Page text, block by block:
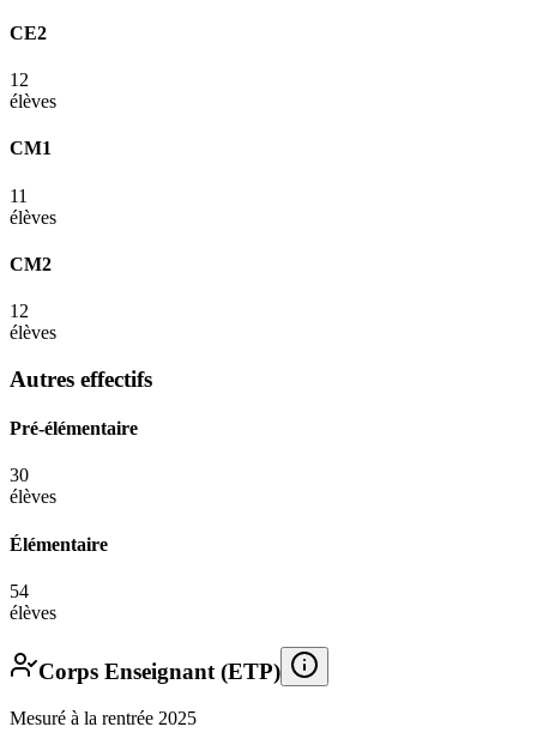
CE2
12
élèves
CM1
11
élèves
CM2
12
élèves
Autres effectifs
Pré-élémentaire
30
élèves
Élémentaire
54
élèves
Corps Enseignant (ETP)
Mesuré à la rentrée 2025